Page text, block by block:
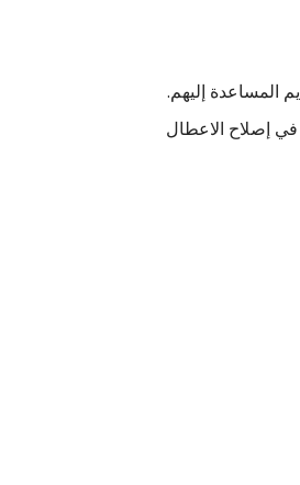
المساعدة إليهم.
في إصلاح الاعطال